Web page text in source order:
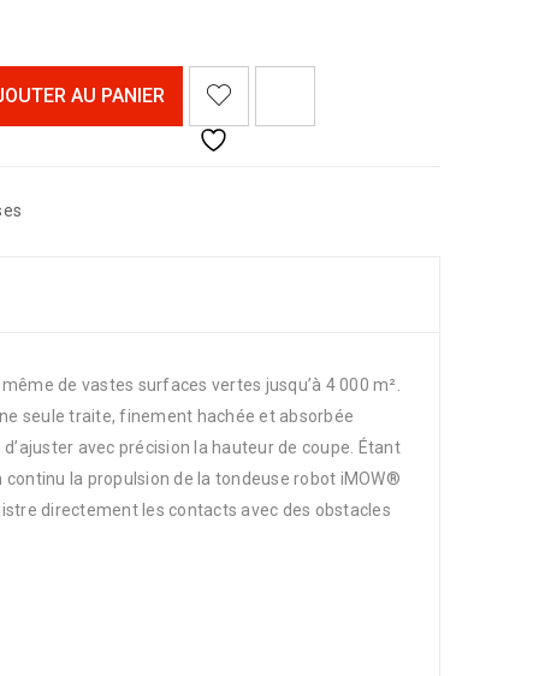
AU PANIER
de vastes surfaces vertes jusqu’à 4 000 m².
seule traite, finement hachée et absorbée
avec précision la hauteur de coupe. Étant
la propulsion de la tondeuse robot iMOW®
directement les contacts avec des obstacles